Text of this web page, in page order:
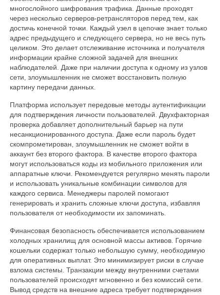
многослойного шифрования трафика. Данные проходят
через несколько серверов-ретрансляторов перед тем, как
достичь конечной точки. Каждый узел в цепочке знает только
адрес предыдущего и следующего сервера, но не весь путь
целиком. Это делает отслеживание источника и получателя
информации крайне сложной задачей для внешних
наблюдателей. Даже при наличии доступа к одному из узлов
сети, злоумышленник не сможет восстановить полную
картину передачи данных.
Платформа использует передовые методы аутентификации
для подтверждения личности пользователей. Двухфакторная
проверка добавляет дополнительный барьер на пути
несанкционированного доступа. Даже если пароль будет
скомпрометирован, злоумышленник не сможет войти в
аккаунт без второго фактора. В качестве второго фактора
могут использоваться коды из мобильного приложения или
аппаратные ключи. Рекомендуется регулярно менять пароли
и использовать уникальные комбинации символов для
каждого сервиса. Менеджеры паролей помогают
генерировать и хранить сложные ключи доступа, избавляя
пользователя от необходимости их запоминать.
Финансовая безопасность обеспечивается использованием
холодных хранилищ для основной массы активов. Горячие
кошельки содержат только небольшую сумму, необходимую
для оперативных выплат. Это минимизирует риски в случае
взлома системы. Транзакции между внутренними счетами
пользователей происходят мгновенно и без комиссий сети.
Вывод средств на внешние адреса требует подтверждения